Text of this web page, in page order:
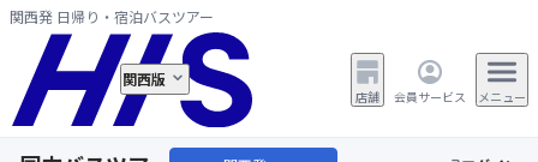
関西発 日帰り・宿泊バスツアー
関西版
店舗 会員サービス メニュー